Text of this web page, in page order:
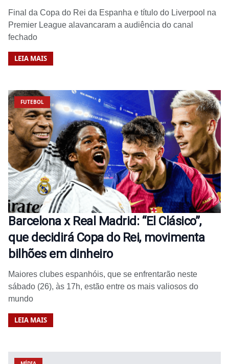
Final da Copa do Rei da Espanha e título do Liverpool na
Premier League alavancaram a audiência do canal
fechado
LEIA MAIS
FUTEBOL
Barcelona x Real Madrid: “El Clásico”,
que decidirá Copa do Rei, movimenta
bilhões em dinheiro
Maiores clubes espanhóis, que se enfrentarão neste
sábado (26), às 17h, estão entre os mais valiosos do
mundo
LEIA MAIS